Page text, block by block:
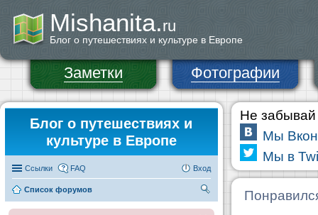
Mishanita.ru
Блог о путешествиях и культуре в Европе
Заметки Фотографии
Блог о путешествиях и
культуре в Европе
Ссылки FAQ Вход
Список форумов
Не забывай
Мы
Мы в